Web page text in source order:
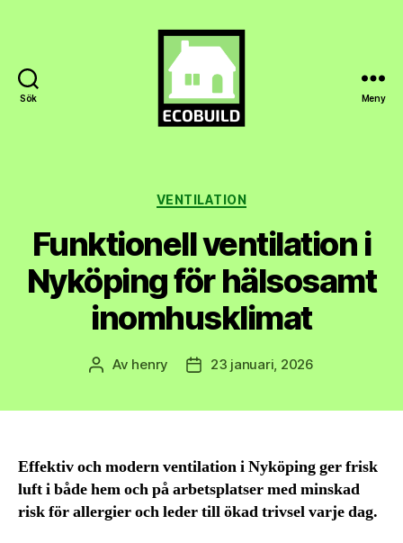
Sök Meny
Kategorier
VENTILATION
Funktionell ventilation i
Nyköping för hälsosamt
inomhusklimat
Inläggsförfattare
Av henry Inläggsdatum
23 januari, 2026
Effektiv och modern ventilation i Nyköping ger frisk
luft i både hem och på arbetsplatser med minskad
risk för allergier och leder till ökad trivsel varje dag.